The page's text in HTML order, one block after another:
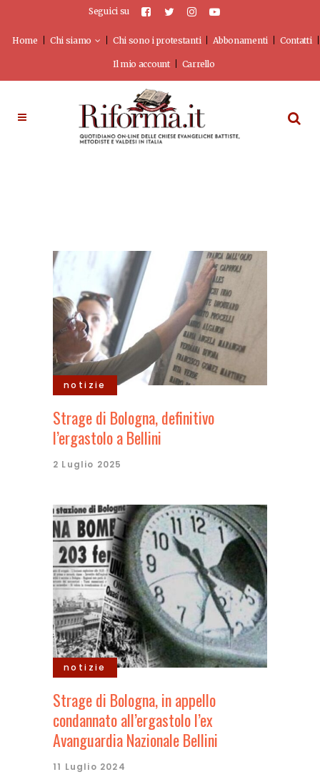
Seguici su
Home Chi siamo Chi sono i protestanti Abbonamenti Contatti
Il mio account Carrello
notizie
Strage di Bologna, definitivo
l’ergastolo a Bellini
2 Luglio 2025
notizie
Strage di Bologna, in appello
condannato all’ergastolo l’ex
Avanguardia Nazionale Bellini
11 Luglio 2024